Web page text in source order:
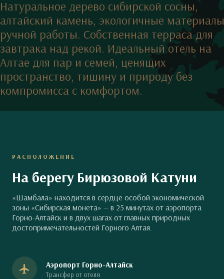
РАСПОЛОЖЕНИЕ
На берегу Бирюзовой Катуни
«Шамбала» находится в сердце особой экономической
зоны «Сибирская монета» — в 25 минутах от аэропорта
Горно-Алтайск и в двух шагах от главных природных
достопримечательностей Горного Алтая.
Аэропорт Горно-Алтайск
Трансфер от отеля